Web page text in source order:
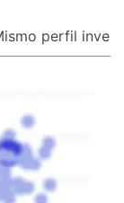
perfil